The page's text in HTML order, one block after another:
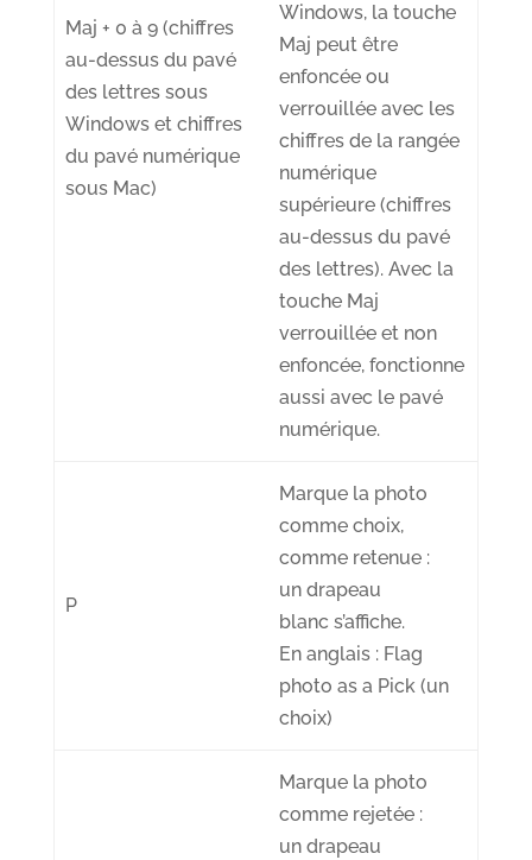
Maj + 0 à 9 (chiffres
au-dessus du pavé
des lettres sous
Windows et chiffres
du pavé numérique
sous Mac)
Windows, la touche
Maj peut être
enfoncée ou
verrouillée avec les
chiffres de la rangée
numérique
supérieure (chiffres
au-dessus du pavé
des lettres). Avec la
touche Maj
verrouillée et non
enfoncée, fonctionne
aussi avec le pavé
numérique.
P
Marque la photo
comme choix,
comme retenue :
un drapeau
blanc s’affiche.
En anglais : Flag
photo as a Pick (un
choix)
Marque la photo
comme rejetée :
un drapeau